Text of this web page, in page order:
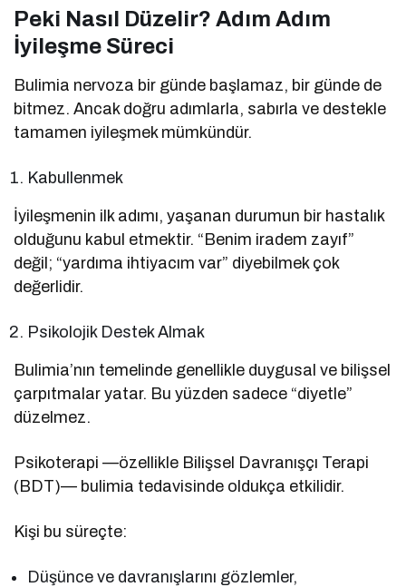
Peki Nasıl Düzelir? Adım Adım
İyileşme Süreci
Bulimia nervoza bir günde başlamaz, bir günde de
bitmez. Ancak doğru adımlarla, sabırla ve destekle
tamamen iyileşmek mümkündür.
Kabullenmek
İyileşmenin ilk adımı, yaşanan durumun bir hastalık
olduğunu kabul etmektir. “Benim iradem zayıf”
değil; “yardıma ihtiyacım var” diyebilmek çok
değerlidir.
Psikolojik Destek Almak
Bulimia’nın temelinde genellikle duygusal ve bilişsel
çarpıtmalar yatar. Bu yüzden sadece “diyetle”
düzelmez.
Psikoterapi —özellikle Bilişsel Davranışçı Terapi
(BDT)— bulimia tedavisinde oldukça etkilidir.
Kişi bu süreçte:
Düşünce ve davranışlarını gözlemler,